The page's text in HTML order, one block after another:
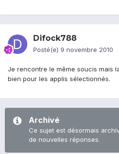
Difock788
Posté(e) 9 novembre 2010
Je rencontre le même soucis mais
bien pour les applis sélectionnés.
Archivé
Ce sujet est désormais
de nouvelles réponses.